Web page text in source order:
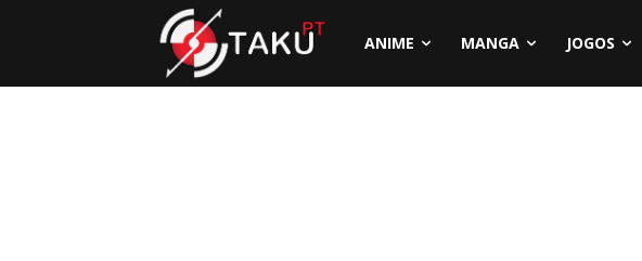
ANIME MANGA JOGOS